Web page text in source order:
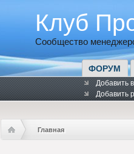
Клуб
Сообщество
ФОРУМ
Добавить
Добавить
Главная